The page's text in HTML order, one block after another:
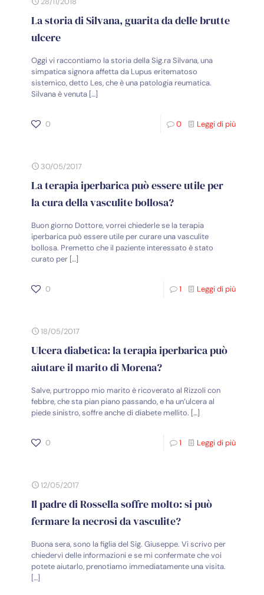
La storia di Silvana, guarita da delle brutte
ulcere
Oggi vi raccontiamo la storia della Sig.ra Silvana, una
simpatica signora affetta da Lupus eritematoso
sistemico, detto Les, che è una patologia reumatica.
Silvana è venuta […]
0 0 Leggi di più
30/05/2017
La terapia iperbarica può essere utile per
la cura della vasculite bollosa?
Buon giorno Dottore, vorrei chiederle se la terapia
iperbarica può essere utile per curare una vasculite
bollosa. Premetto che il paziente interessato è stato
curato per […]
0 1 Leggi di più
18/05/2017
Ulcera diabetica: la terapia iperbarica può
aiutare il marito di Morena?
Salve, purtroppo mio marito è ricoverato al Rizzoli con
febbre, che sta pian piano passando, e ha un’ulcera al
piede sinistro, soffre anche di diabete mellito. […]
0 1 Leggi di più
12/05/2017
Il padre di Rossella soffre molto: si può
fermare la necrosi da vasculite?
Buona sera, sono la figlia del Sig. Giuseppe. Vi scrivo per
chiedervi delle informazioni e se mi confermate che voi
potete aiutarlo, prenotiamo immediatamente una visita.
[…]